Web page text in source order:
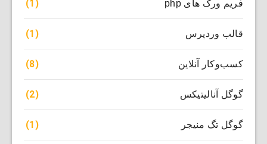
فریم ورک های php (1)
قالب وردپرس (1)
کسب‌وکار آنلاین (8)
گوگل آنالیتیکس (2)
گوگل تگ منیجر (1)